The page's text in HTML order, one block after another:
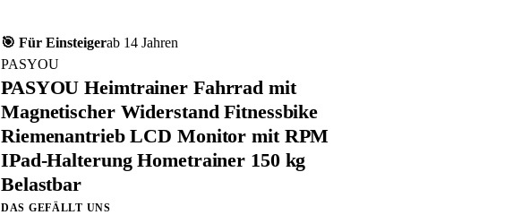
🎯 Für Einsteigerab 14 Jahren
PASYOU
PASYOU Heimtrainer Fahrrad mit
Magnetischer Widerstand Fitnessbike
Riemenantrieb LCD Monitor mit RPM
IPad-Halterung Hometrainer 150 kg
Belastbar
DAS GEFÄLLT UNS